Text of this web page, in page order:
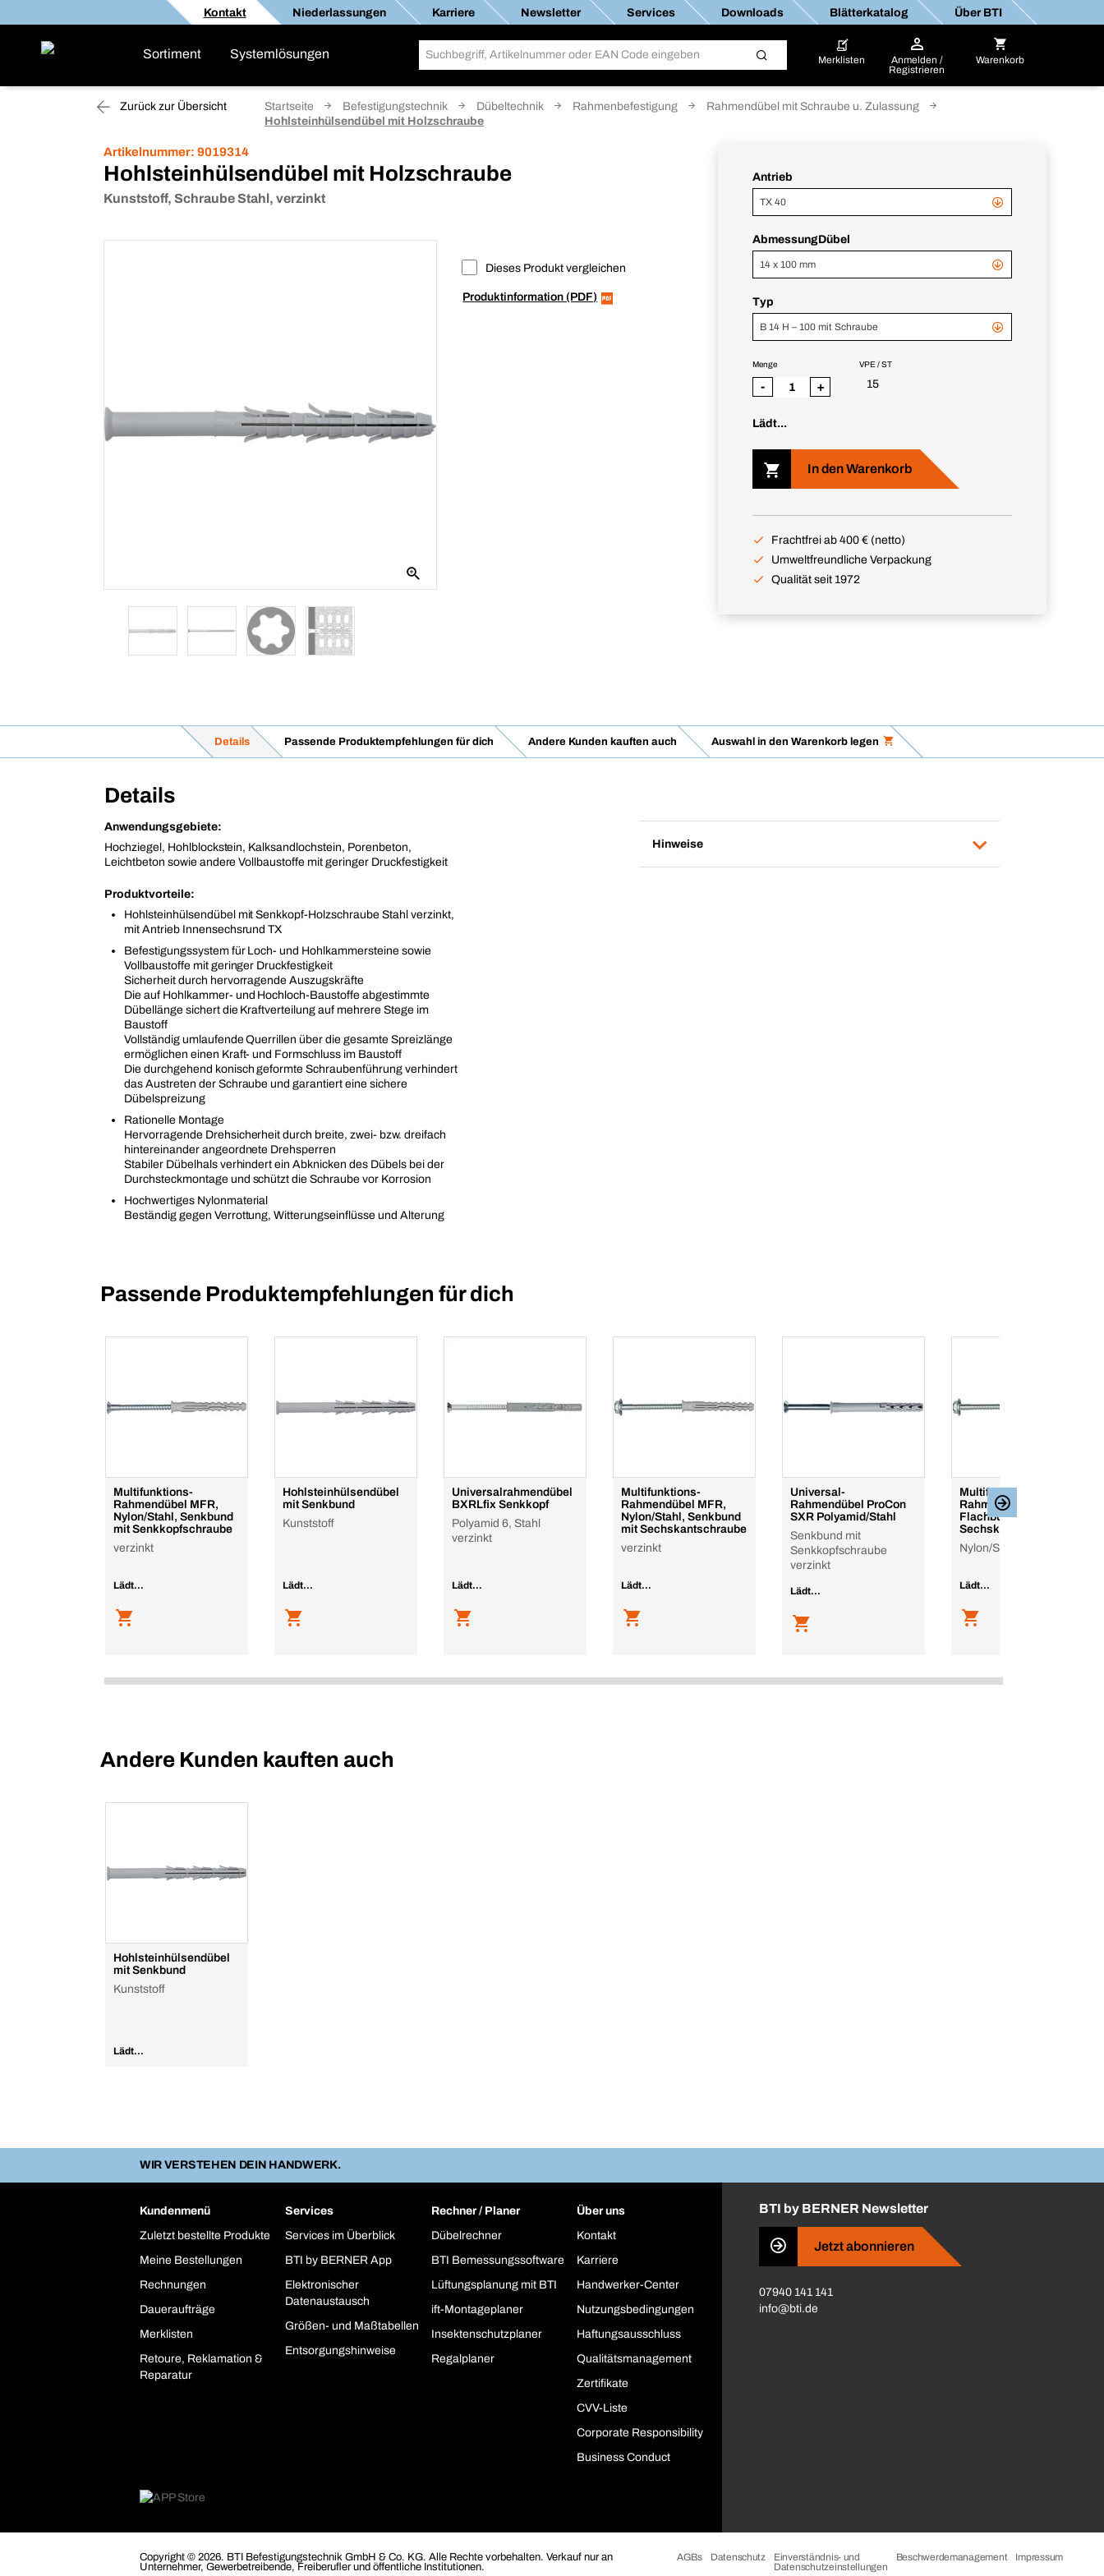
Kontakt Niederlassungen Karriere Newsletter Services Downloads Blätterkatalog Über BTI
Sortiment Systemlösungen Merklisten
Anmelden /
Registrieren
Warenkorb
Zurück zur Übersicht Startseite Befestigungstechnik Dübeltechnik Rahmenbefestigung
Rahmendübel mit Schraube u. Zulassung
Hohlsteinhülsendübel mit Holzschraube
Artikelnummer: 9019314
Hohlsteinhülsendübel mit Holzschraube
Kunststoff, Schraube Stahl, verzinkt
Dieses Produkt vergleichen
Produktinformation (PDF)
Antrieb
TX 40
AbmessungDübel
14 x 100 mm
Typ
B 14 H – 100 mit Schraube
VPE / ST
15
Menge
- +
Lädt...
In den Warenkorb
Frachtfrei ab 400 € (netto)
Umweltfreundliche Verpackung
Qualität seit 1972
Details Passende Produktempfehlungen für dich Andere Kunden kauften auch Auswahl in den Warenkorb legen
Details
Anwendungsgebiete:
Hochziegel, Hohlblockstein, Kalksandlochstein, Porenbeton,
Leichtbeton sowie andere Vollbaustoffe mit geringer Druckfestigkeit
Produktvorteile:
Hohlsteinhülsendübel mit Senkkopf-Holzschraube Stahl verzinkt,
mit Antrieb Innensechsrund TX
Befestigungssystem für Loch- und Hohlkammersteine sowie
Vollbaustoffe mit geringer Druckfestigkeit
Sicherheit durch hervorragende Auszugskräfte
Die auf Hohlkammer- und Hochloch-Baustoffe abgestimmte
Dübellänge sichert die Kraftverteilung auf mehrere Stege im
Baustoff
Vollständig umlaufende Querrillen über die gesamte Spreizlänge
ermöglichen einen Kraft- und Formschluss im Baustoff
Die durchgehend konisch geformte Schraubenführung verhindert
das Austreten der Schraube und garantiert eine sichere
Dübelspreizung
Rationelle Montage
Hervorragende Drehsicherheit durch breite, zwei- bzw. dreifach
hintereinander angeordnete Drehsperren
Stabiler Dübelhals verhindert ein Abknicken des Dübels bei der
Durchsteckmontage und schützt die Schraube vor Korrosion
Hochwertiges Nylonmaterial
Beständig gegen Verrottung, Witterungseinflüsse und Alterung
Hinweise
Passende Produktempfehlungen für dich
Multifunktions-
Rahmendübel MFR,
Nylon/Stahl, Senkbund
mit Senkkopfschraube
verzinkt
Lädt...
Hohlsteinhülsendübel
mit Senkbund
Kunststoff
Lädt...
Universalrahmendübel
BXRLfix Senkkopf
Polyamid 6, Stahl
verzinkt
Lädt...
Multifunktions-
Rahmendübel MFR,
Nylon/Stahl, Senkbund
mit Sechskantschraube
verzinkt
Lädt...
Universal-
Rahmendübel ProCon
SXR Polyamid/Stahl
Senkbund mit
Senkkopfschraube
verzinkt
Lädt...
Multifunktions-
Rahmendübel MFR,
Flachbund mit
Sechskantschraube
Nylon/Stahl, verzinkt
Lädt...
Andere Kunden kauften auch
Hohlsteinhülsendübel
mit Senkbund
Kunststoff
Lädt...
WIR VERSTEHEN DEIN HANDWERK.
Kundenmenü
Zuletzt bestellte Produkte
Meine Bestellungen
Rechnungen
Daueraufträge
Merklisten
Retoure, Reklamation &
Reparatur
Services
Services im Überblick
BTI by BERNER App
Elektronischer
Datenaustausch
Größen- und Maßtabellen
Entsorgungshinweise
Rechner / Planer
Dübelrechner
BTI Bemessungssoftware
Lüftungsplanung mit BTI
ift-Montageplaner
Insektenschutzplaner
Regalplaner
Über uns
Kontakt
Karriere
Handwerker-Center
Nutzungsbedingungen
Haftungsausschluss
Qualitätsmanagement
Zertifikate
CVV-Liste
Corporate Responsibility
Business Conduct
BTI by BERNER Newsletter
Jetzt abonnieren
07940 141 141
info@bti.de
Copyright © 2026. BTI Befestigungstechnik GmbH & Co. KG. Alle Rechte vorbehalten. Verkauf nur an
Unternehmer, Gewerbetreibende, Freiberufler und öffentliche Institutionen.
AGBs Datenschutz
Einverständnis- und
Datenschutzeinstellungen
Beschwerdemanagement Impressum